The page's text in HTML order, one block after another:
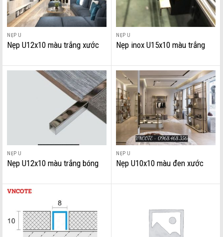
NẸP U
Nẹp U12x10 màu trắng xước
NẸP U
Nẹp inox U15x10 màu trắng
NẸP U
Nẹp U12x10 màu trắng bóng
NẸP U
Nẹp U10x10 màu đen xước